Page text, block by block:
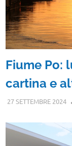
Fiume Po:
cartina e
27 SETTEMBRE 2024